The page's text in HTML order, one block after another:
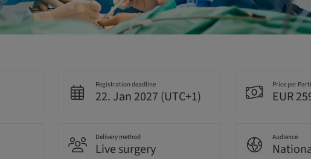
Registration deadline
22. Jan 2027 (UTC+1)
Price per
EUR
Delivery method
Live surgery
Audience